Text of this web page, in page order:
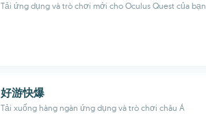
Tải ứng dụng và trò chơi mới cho Oculus Quest của bạn
好游快爆
Tải xuống hàng ngàn ứng dụng và trò chơi châu Á